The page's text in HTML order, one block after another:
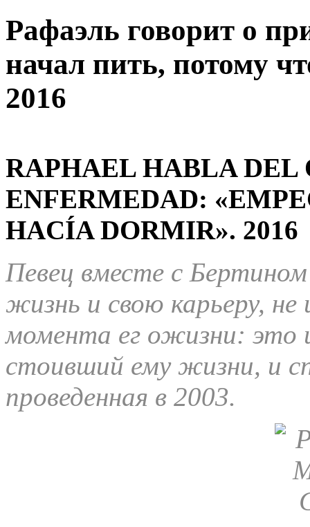
Рафаэль говорит о
начал пить, потому
2016
RAPHAEL HABLA DEL
ENFERMEDAD:
HACÍA DORMIR». 2016
Певец вместе с
жизнь и свою карьеру, не
момента ег ожизни: это
стоивший ему жизни, и
проведенная в 2003.